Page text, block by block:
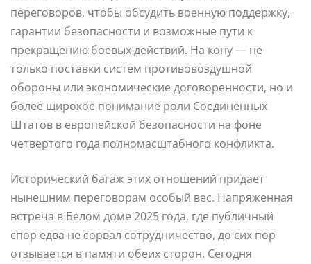
переговоров, чтобы обсудить военную поддержку,
гарантии безопасности и возможные пути к
прекращению боевых действий. На кону — не
только поставки систем противовоздушной
обороны или экономические договоренности, но и
более широкое понимание роли Соединенных
Штатов в европейской безопасности на фоне
четвертого года полномасштабного конфликта.
Исторический багаж этих отношений придает
нынешним переговорам особый вес. Напряженная
встреча в Белом доме 2025 года, где публичный
спор едва не сорвал сотрудничество, до сих пор
отзывается в памяти обеих сторон. Сегодня